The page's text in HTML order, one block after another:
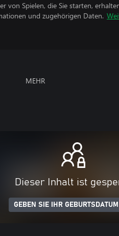
von Spielen, die Sie starten,
und zugehörigen Daten.
MEHR
Dieser Inhalt ist
GEBEN SIE IHR GEBURTSDATUM